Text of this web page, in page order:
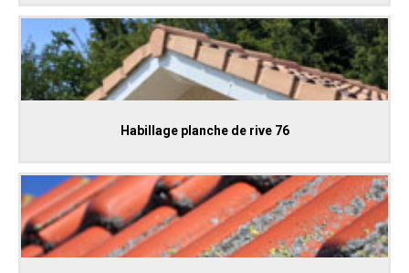
Habillage planche de rive 76